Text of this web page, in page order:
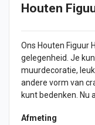
Houten
Ons Houten Figuur
gelegenheid. Je
muurdecoratie,
andere vorm van
kunt bedenken. Nu
Afmeting